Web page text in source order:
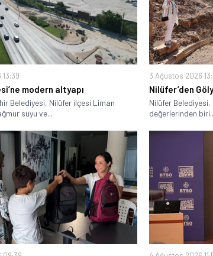
modern altyapı
Belediyesi, Nilüfer ilçesi Liman
suyu ve...
3 Ağustos 2026
Nilüfer’den
Nilüfer
değerlerinden